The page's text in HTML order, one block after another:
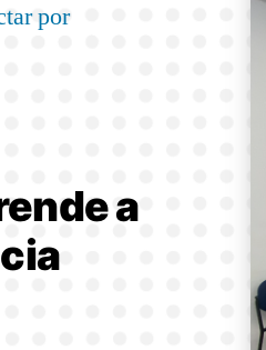
por
a